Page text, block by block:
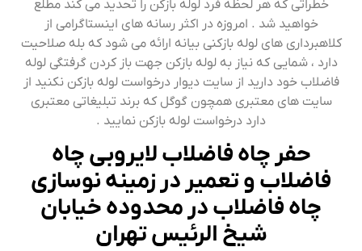
خطراتی که هر لحظه فرد لوله بازکن را تحدید می کند مطلع
خواهید شد . امروزه در اکثر رسانه های اینستاگرامی از
کلاهبرداری های لوله بازکنی بیانه ارائه می شود که بله صلاحیت
دارد ، شمایی که نیاز به لوله بازکن جهت باز کردن گرفتگی لوله
فاضلاب خود دارید از سایت دیوار درخواست لوله بازکن نکنید از
سایت های معتبری همچون گوگل که برند تبلیغاتی معتبری
دارد درخواست لوله بازکن نمایید .
حفر چاه فاضلاب لایروبی چاه
فاضلاب و تعمیر در زمینه نوسازی
چاه فاضلاب در محدوده خیابان
شیخ الرئیس تهران